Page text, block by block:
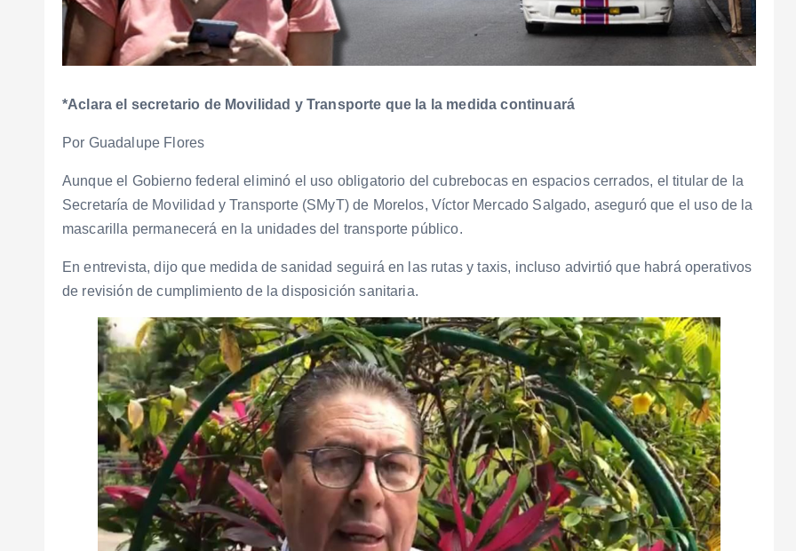
*Aclara el secretario de Movilidad y Transporte que la la medida continuará
Por Guadalupe Flores
Aunque el Gobierno federal eliminó el uso obligatorio del cubrebocas en espacios cerrados, el titular de la
Secretaría de Movilidad y Transporte (SMyT) de Morelos, Víctor Mercado Salgado, aseguró que el uso de la
mascarilla permanecerá en la unidades del transporte público.
En entrevista, dijo que medida de sanidad seguirá en las rutas y taxis, incluso advirtió que habrá operativos
de revisión de cumplimiento de la disposición sanitaria.